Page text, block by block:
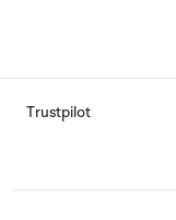
Trustpilot